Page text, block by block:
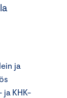
ja
ja KHK-